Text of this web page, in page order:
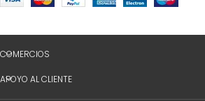
COMERCIOS
APOYO AL CLIENTE